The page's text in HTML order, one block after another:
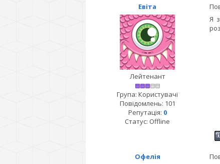
Евіта
Лейтенант
Група: Користувачі
Повідомлень: 101
Репутація: 0
Статус: Offline
Я
Офелія